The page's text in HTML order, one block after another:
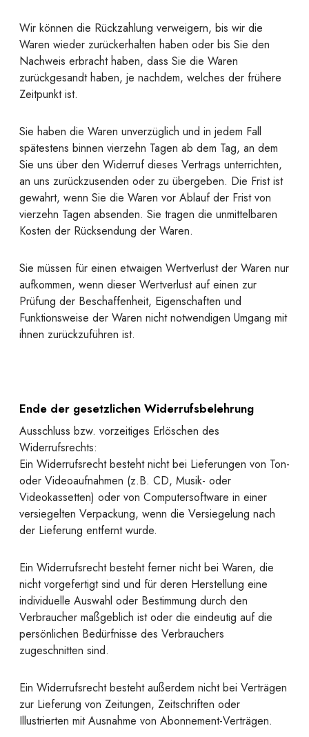
Wir können die Rückzahlung verweigern, bis wir die
Waren wieder zurückerhalten haben oder bis Sie den
Nachweis erbracht haben, dass Sie die Waren
zurückgesandt haben, je nachdem, welches der frühere
Zeitpunkt ist.
Sie haben die Waren unverzüglich und in jedem Fall
spätestens binnen vierzehn Tagen ab dem Tag, an dem
Sie uns über den Widerruf dieses Vertrags unterrichten,
an uns zurückzusenden oder zu übergeben. Die Frist ist
gewahrt, wenn Sie die Waren vor Ablauf der Frist von
vierzehn Tagen absenden. Sie tragen die unmittelbaren
Kosten der Rücksendung der Waren.
Sie müssen für einen etwaigen Wertverlust der Waren nur
aufkommen, wenn dieser Wertverlust auf einen zur
Prüfung der Beschaffenheit, Eigenschaften und
Funktionsweise der Waren nicht notwendigen Umgang mit
ihnen zurückzuführen ist.
Ende der gesetzlichen Widerrufsbelehrung
Ausschluss bzw. vorzeitiges Erlöschen des
Widerrufsrechts:
Ein Widerrufsrecht besteht nicht bei Lieferungen von Ton-
oder Videoaufnahmen (z.B. CD, Musik- oder
Videokassetten) oder von Computersoftware in einer
versiegelten Verpackung, wenn die Versiegelung nach
der Lieferung entfernt wurde.
Ein Widerrufsrecht besteht ferner nicht bei Waren, die
nicht vorgefertigt sind und für deren Herstellung eine
individuelle Auswahl oder Bestimmung durch den
Verbraucher maßgeblich ist oder die eindeutig auf die
persönlichen Bedürfnisse des Verbrauchers
zugeschnitten sind.
Ein Widerrufsrecht besteht außerdem nicht bei Verträgen
zur Lieferung von Zeitungen, Zeitschriften oder
Illustrierten mit Ausnahme von Abonnement-Verträgen.